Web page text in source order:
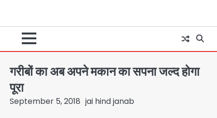
गरीबों का अब अपने मकान का सपना जल्द होगा
पूरा
September 5, 2018 jai hind janab